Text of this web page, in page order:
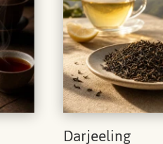
Darjeeling